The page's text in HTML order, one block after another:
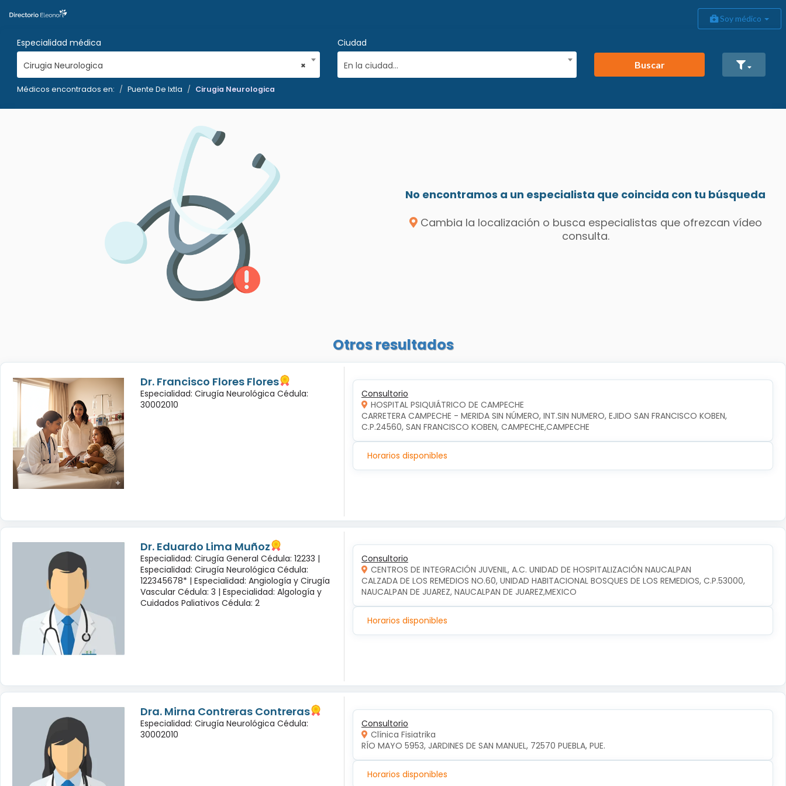
Soy médico
Especialidad médica
×
Cirugia Neurologica
Ciudad
En la ciudad...
Buscar
Médicos encontrados en: Puente De Ixtla Cirugia Neurologica
No encontramos a un especialista que coincida con tu búsqueda
Cambia la localización o busca especialistas que ofrezcan vídeo
consulta.
Otros resultados
Dr. Francisco Flores Flores
Especialidad: Cirugía Neurológica Cédula:
30002010
Consultorio
HOSPITAL PSIQUIÁTRICO DE CAMPECHE
CARRETERA CAMPECHE - MERIDA SIN NÚMERO, INT.SIN NUMERO, EJIDO SAN FRANCISCO KOBEN,
C.P.24560, SAN FRANCISCO KOBEN, CAMPECHE,CAMPECHE
Horarios disponibles
Dr. Eduardo Lima Muñoz
Especialidad: Cirugía General Cédula: 12233 |
Especialidad: Cirugía Neurológica Cédula:
122345678* | Especialidad: Angiología y Cirugía
Vascular Cédula: 3 | Especialidad: Algología y
Cuidados Paliativos Cédula: 2
Consultorio
CENTROS DE INTEGRACIÓN JUVENIL, A.C. UNIDAD DE HOSPITALIZACIÓN NAUCALPAN
CALZADA DE LOS REMEDIOS NO.60, UNIDAD HABITACIONAL BOSQUES DE LOS REMEDIOS, C.P.53000,
NAUCALPAN DE JUAREZ, NAUCALPAN DE JUAREZ,MEXICO
Horarios disponibles
Dra. Mirna Contreras Contreras
Especialidad: Cirugía Neurológica Cédula:
30002010
Consultorio
Clínica Fisiatrika
RÍO MAYO 5953, JARDINES DE SAN MANUEL, 72570 PUEBLA, PUE.
Horarios disponibles